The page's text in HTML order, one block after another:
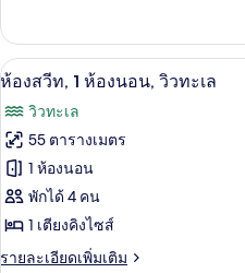
เตียง
คิง
ไซส์
1
เตียง
และ
โซฟา
เกี่ยว
กับ
ห้อง
พี
เรีย,
เตียง
คิง
ไซส์
เตียง
และ
เปิด
ภาพถ่าย
ทั้งหมด
ของ
ห้อง
สวีท,
1
13
ห้องสวีท, 1 ห้องนอน, วิวทะเล
วิวทะเล
55 ตารางเมตร
1 ห้องนอน
พักได้ 4 คน
1 เตียงคิงไซส์
รายละเอียดเพิ่มเติม
ราย